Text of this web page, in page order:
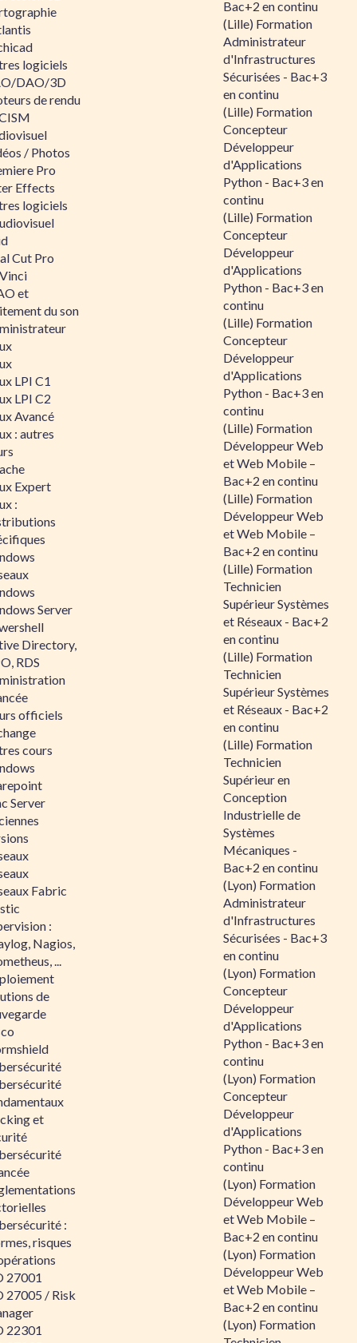
logiciels
DAO/3D
de rendu
/ Photos
Pro
Effects
logiciels
Cut Pro
et
du son
LPI C1
LPI C2
Avancé
: autres
Expert
:
Server
Directory,
RDS
officiels
cours
Server
Fabric
:
Nagios,
...
de
et
:
risques
27001
27005 / Risk
22301
Bac+2 en continu
(Lille) Formation
Administrateur
d'Infrastructures
Sécurisées - Bac+3
en continu
(Lille) Formation
Concepteur
Développeur
d'Applications
Python - Bac+3 en
continu
(Lille) Formation
Concepteur
Développeur
d'Applications
Python - Bac+3 en
continu
(Lille) Formation
Concepteur
Développeur
d'Applications
Python - Bac+3 en
continu
(Lille) Formation
Développeur Web
et Web Mobile –
Bac+2 en continu
(Lille) Formation
Développeur Web
et Web Mobile –
Bac+2 en continu
(Lille) Formation
Technicien
Supérieur Systèmes
et Réseaux - Bac+2
en continu
(Lille) Formation
Technicien
Supérieur Systèmes
et Réseaux - Bac+2
en continu
(Lille) Formation
Technicien
Supérieur en
Conception
Industrielle de
Systèmes
Mécaniques -
Bac+2 en continu
(Lyon) Formation
Administrateur
d'Infrastructures
Sécurisées - Bac+3
en continu
(Lyon) Formation
Concepteur
Développeur
d'Applications
Python - Bac+3 en
continu
(Lyon) Formation
Concepteur
Développeur
d'Applications
Python - Bac+3 en
continu
(Lyon) Formation
Développeur Web
et Web Mobile –
Bac+2 en continu
(Lyon) Formation
Développeur Web
et Web Mobile –
Bac+2 en continu
(Lyon) Formation